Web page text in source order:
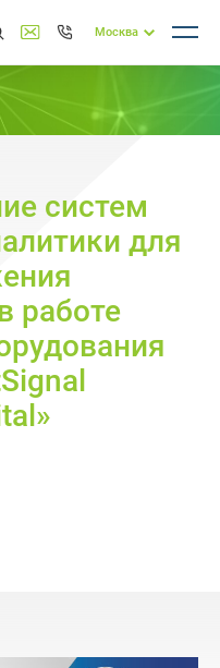
Москва
систем
для
работе